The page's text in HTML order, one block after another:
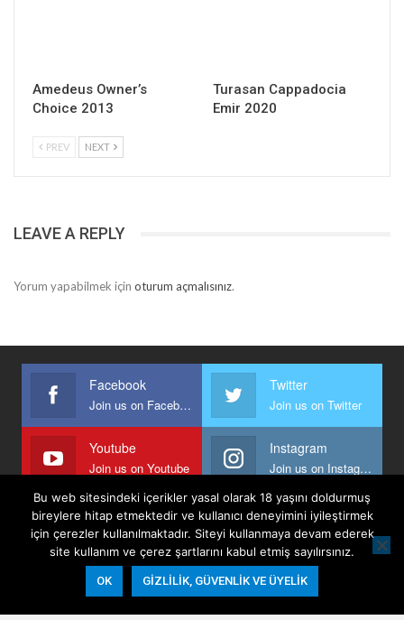
Amedeus Owner’s
Choice 2013
Turasan Cappadocia
Emir 2020
PREV NEXT
LEAVE A REPLY
Yorum yapabilmek için oturum açmalısınız.
Facebook
Join us on Facebook
Twitter
Join us on Twitter
Youtube
Join us on Youtube
Instagram
Join us on Instagram
Anasayfa Keyfi Yazanlar İletişim
Şartlar Ve Koşullar
Gizlilik, Güvenlik Ve Üyelik Politikası
Bu web sitesindeki içerikler yasal olarak 18 yaşını doldurmuş
bireylere hitap etmektedir ve kullanıcı deneyimini iyileştirmek
için çerezler kullanılmaktadır. Siteyi kullanmaya devam ederek
site kullanım ve çerez şartlarını kabul etmiş sayılırsınız.
OK GIZLILIK, GÜVENLIK VE ÜYELIK